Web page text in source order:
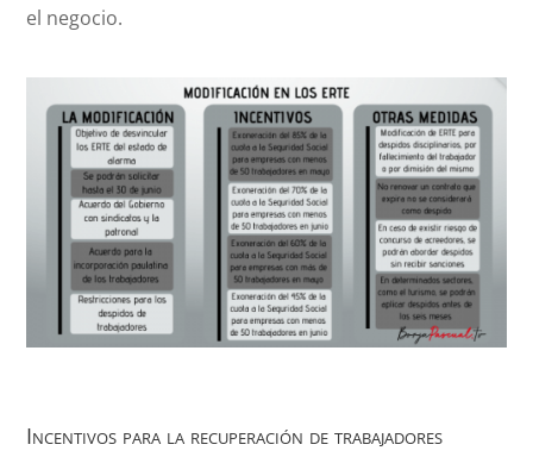
el negocio.
Incentivos para la recuperación de trabajadores